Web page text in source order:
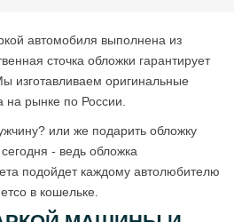
автомобиля выполнена из
сточка обложки гарантирует
изготавливаем оригинальные
на рынке по России.
или же подарить обложку
- ведь обложка
подойдет каждому автолюбителю
в кошельке.